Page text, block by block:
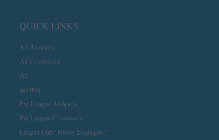
QUICK LINKS
Α1 Ανδρών
Α1 Γυναικών
A2
Διεθνή
Pre League Ανδρών
Pre League Γυναικών
League Cup “Νίκος Σαμαράς”